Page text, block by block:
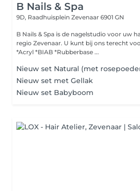
B Nails & Spa
9D, Raadhuisplein Zevenaar 6901 GN
B Nails & Spa is de nagelstudio voor uw
regio Zevenaar. U kunt bij ons terecht
*Acryl *BIAB *Rubberbase ...
Nieuw set Natural (met
Nieuw set met Gellak
Nieuw set Babyboom